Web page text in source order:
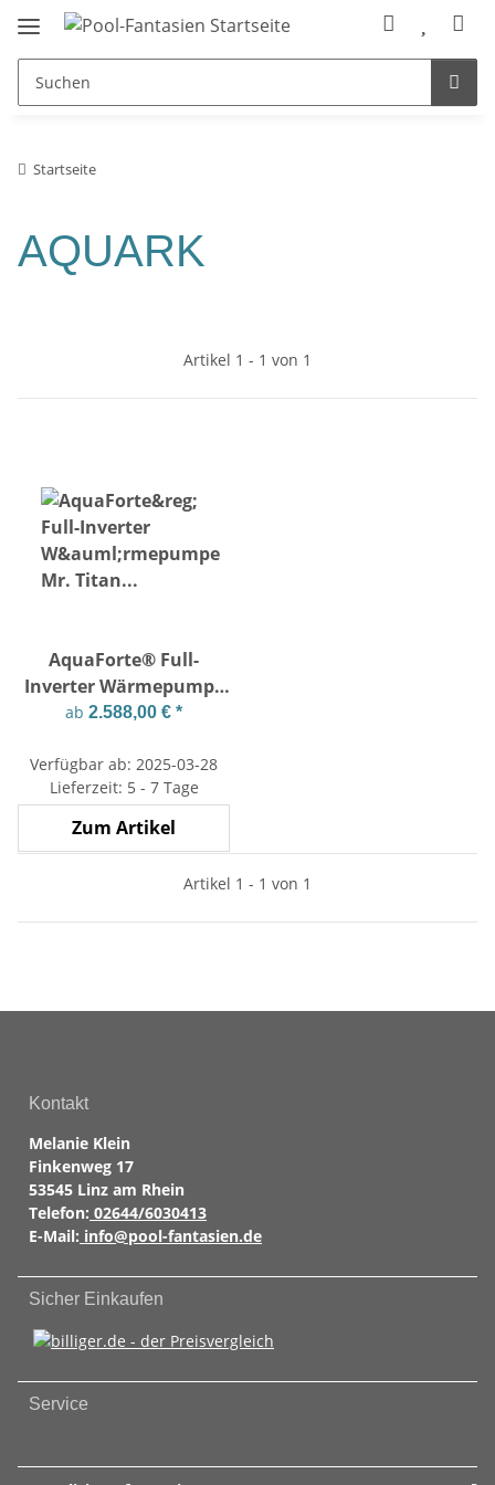
Startseite
AQUARK
Artikel 1 - 1 von 1
AquaForte® Full-
Inverter Wärmepumpe
Mr. Titan von 13,5
ab 2.588,00 € *
Verfügbar ab: 2025-03-28
Lieferzeit: 5 - 7 Tage
Zum Artikel
Artikel 1 - 1 von 1
Kontakt
Melanie Klein
Finkenweg 17
53545 Linz am Rhein
Telefon: 02644/6030413
E-Mail: info@pool-fantasien.de
Sicher Einkaufen
Service